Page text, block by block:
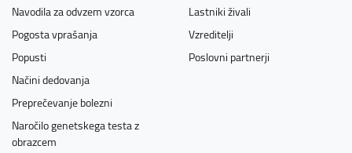
Navodila za odvzem vzorca
Pogosta vprašanja
Popusti
Načini dedovanja
Preprečevanje bolezni
Naročilo genetskega testa z
obrazcem
Lastniki živali
Vzreditelji
Poslovni partnerji